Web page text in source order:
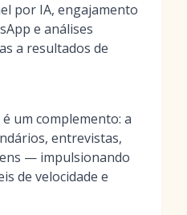
por IA, engajamento
e análises
a resultados de
um complemento: a
entrevistas,
— impulsionando
de velocidade e